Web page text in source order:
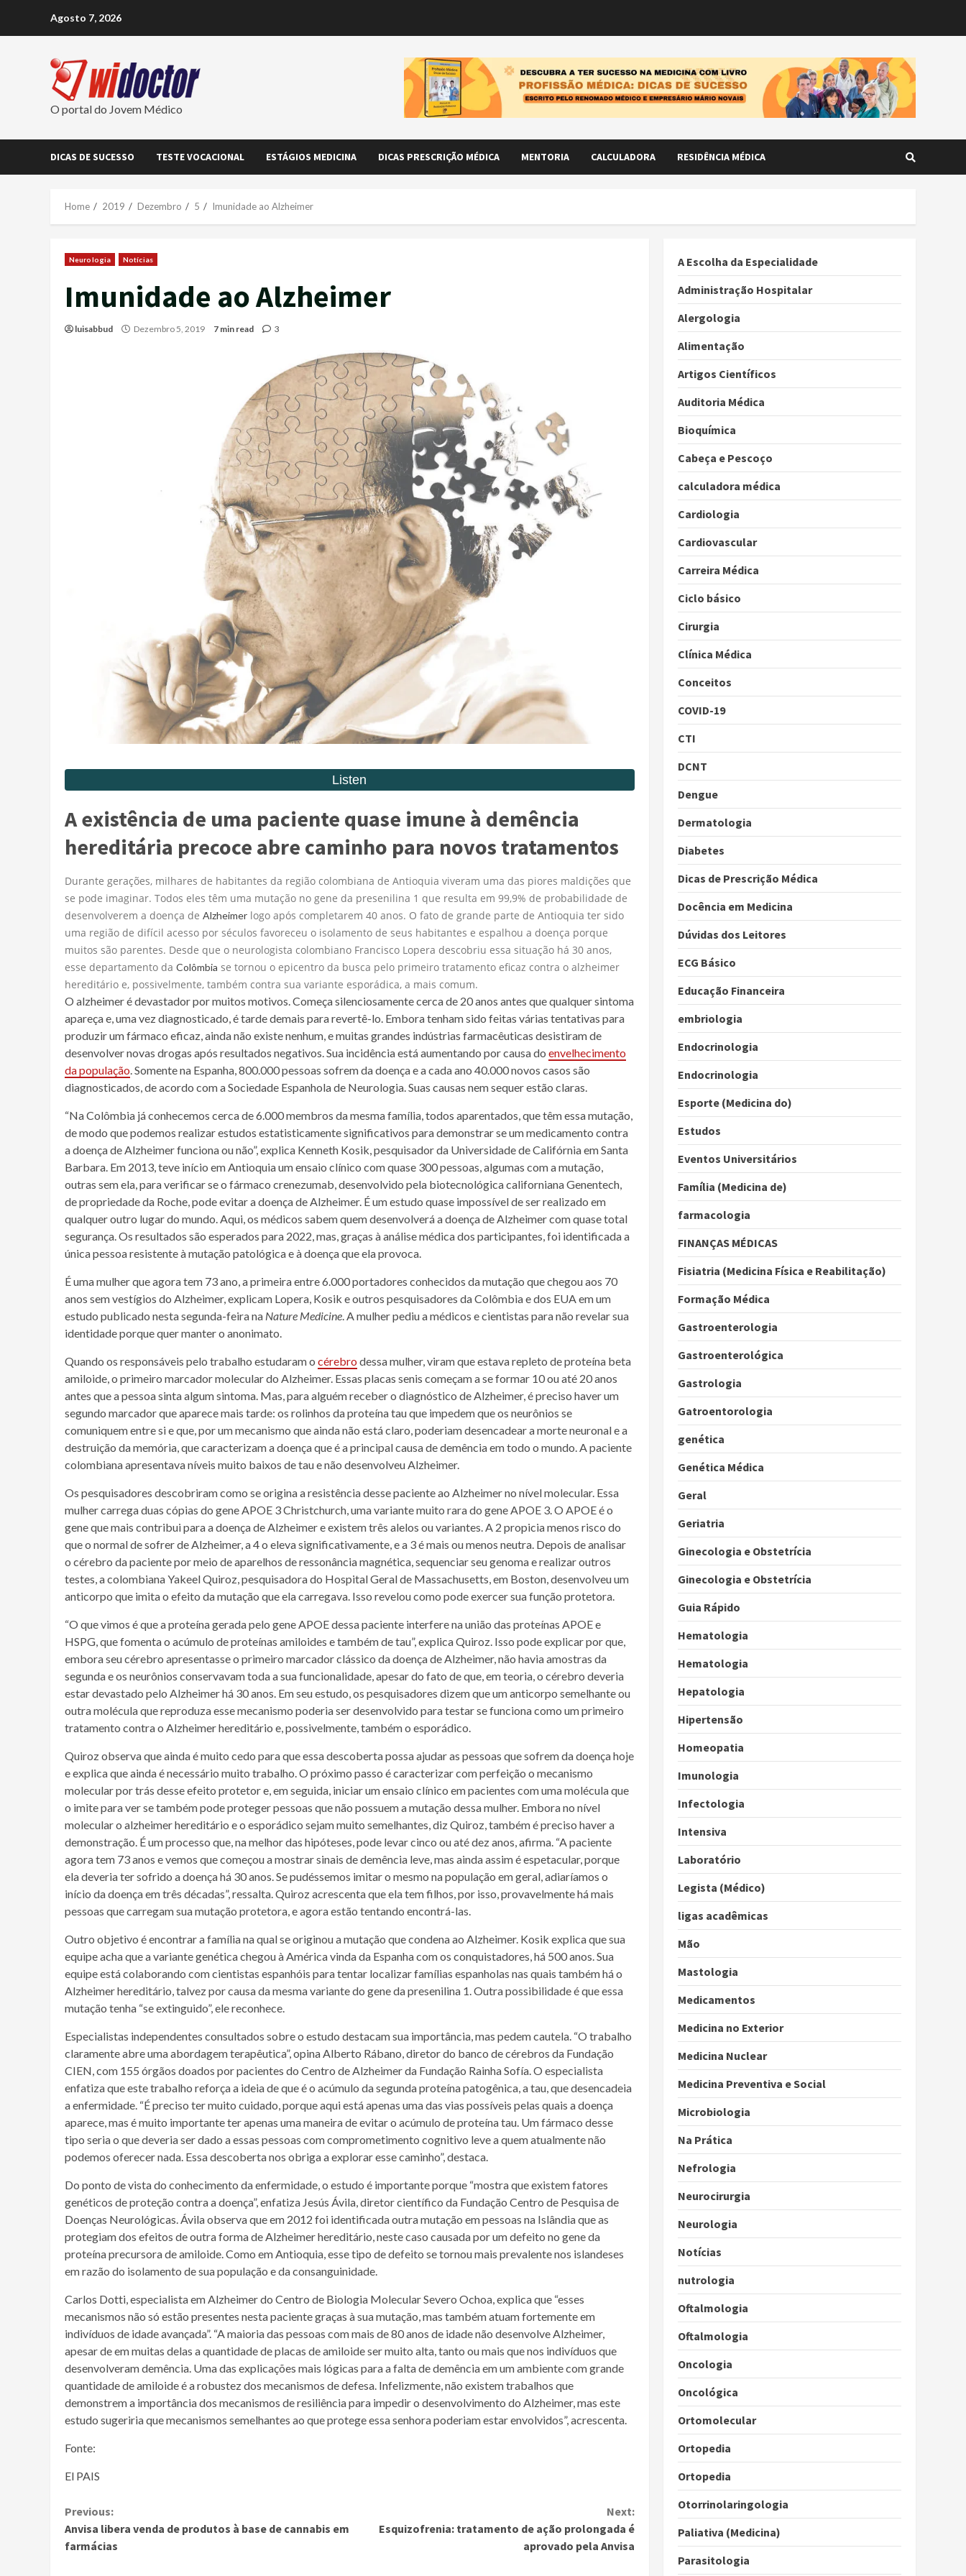
Agosto 7, 2026
O portal do Jovem Médico
DICAS DE SUCESSO TESTE VOCACIONAL ESTÁGIOS MEDICINA DICAS PRESCRIÇÃO MÉDICA MENTORIA CALCULADORA RESIDÊNCIA MÉDICA
Home 2019 Dezembro 5 Imunidade ao Alzheimer
Neurologia Notícias
Imunidade ao Alzheimer
luisabbud Dezembro 5, 2019 7 min read 3
A existência de uma paciente quase imune à demência
hereditária precoce abre caminho para novos tratamentos
Durante gerações, milhares de habitantes da região colombiana de Antioquia viveram uma das piores maldições que
se pode imaginar. Todos eles têm uma mutação no gene da presenilina 1 que resulta em 99,9% de probabilidade de
desenvolverem a doença de Alzheimer logo após completarem 40 anos. O fato de grande parte de Antioquia ter sido
uma região de difícil acesso por séculos favoreceu o isolamento de seus habitantes e espalhou a doença porque
muitos são parentes. Desde que o neurologista colombiano Francisco Lopera descobriu essa situação há 30 anos,
esse departamento da Colômbia se tornou o epicentro da busca pelo primeiro tratamento eficaz contra o alzheimer
hereditário e, possivelmente, também contra sua variante esporádica, a mais comum.
O alzheimer é devastador por muitos motivos. Começa silenciosamente cerca de 20 anos antes que qualquer sintoma
apareça e, uma vez diagnosticado, é tarde demais para revertê-lo. Embora tenham sido feitas várias tentativas para
produzir um fármaco eficaz, ainda não existe nenhum, e muitas grandes indústrias farmacêuticas desistiram de
desenvolver novas drogas após resultados negativos. Sua incidência está aumentando por causa do envelhecimento
da população. Somente na Espanha, 800.000 pessoas sofrem da doença e a cada ano 40.000 novos casos são
diagnosticados, de acordo com a Sociedade Espanhola de Neurologia. Suas causas nem sequer estão claras.
“Na Colômbia já conhecemos cerca de 6.000 membros da mesma família, todos aparentados, que têm essa mutação,
de modo que podemos realizar estudos estatisticamente significativos para demonstrar se um medicamento contra
a doença de Alzheimer funciona ou não”, explica Kenneth Kosik, pesquisador da Universidade de Califórnia em Santa
Barbara. Em 2013, teve início em Antioquia um ensaio clínico com quase 300 pessoas, algumas com a mutação,
outras sem ela, para verificar se o fármaco crenezumab, desenvolvido pela biotecnológica californiana Genentech,
de propriedade da Roche, pode evitar a doença de Alzheimer. É um estudo quase impossível de ser realizado em
qualquer outro lugar do mundo. Aqui, os médicos sabem quem desenvolverá a doença de Alzheimer com quase total
segurança. Os resultados são esperados para 2022, mas, graças à análise médica dos participantes, foi identificada a
única pessoa resistente à mutação patológica e à doença que ela provoca.
É uma mulher que agora tem 73 ano, a primeira entre 6.000 portadores conhecidos da mutação que chegou aos 70
anos sem vestígios do Alzheimer, explicam Lopera, Kosik e outros pesquisadores da Colômbia e dos EUA em um
estudo publicado nesta segunda-feira na Nature Medicine. A mulher pediu a médicos e cientistas para não revelar sua
identidade porque quer manter o anonimato.
Quando os responsáveis pelo trabalho estudaram o cérebro dessa mulher, viram que estava repleto de proteína beta
amiloide, o primeiro marcador molecular do Alzheimer. Essas placas senis começam a se formar 10 ou até 20 anos
antes que a pessoa sinta algum sintoma. Mas, para alguém receber o diagnóstico de Alzheimer, é preciso haver um
segundo marcador que aparece mais tarde: os rolinhos da proteína tau que impedem que os neurônios se
comuniquem entre si e que, por um mecanismo que ainda não está claro, poderiam desencadear a morte neuronal e a
destruição da memória, que caracterizam a doença que é a principal causa de demência em todo o mundo. A paciente
colombiana apresentava níveis muito baixos de tau e não desenvolveu Alzheimer.
Os pesquisadores descobriram como se origina a resistência desse paciente ao Alzheimer no nível molecular. Essa
mulher carrega duas cópias do gene APOE 3 Christchurch, uma variante muito rara do gene APOE 3. O APOE é o
gene que mais contribui para a doença de Alzheimer e existem três alelos ou variantes. A 2 propicia menos risco do
que o normal de sofrer de Alzheimer, a 4 o eleva significativamente, e a 3 é mais ou menos neutra. Depois de analisar
o cérebro da paciente por meio de aparelhos de ressonância magnética, sequenciar seu genoma e realizar outros
testes, a colombiana Yakeel Quiroz, pesquisadora do Hospital Geral de Massachusetts, em Boston, desenvolveu um
anticorpo que imita o efeito da mutação que ela carregava. Isso revelou como pode exercer sua função protetora.
“O que vimos é que a proteína gerada pelo gene APOE dessa paciente interfere na união das proteínas APOE e
HSPG, que fomenta o acúmulo de proteínas amiloides e também de tau”, explica Quiroz. Isso pode explicar por que,
embora seu cérebro apresentasse o primeiro marcador clássico da doença de Alzheimer, não havia amostras da
segunda e os neurônios conservavam toda a sua funcionalidade, apesar do fato de que, em teoria, o cérebro deveria
estar devastado pelo Alzheimer há 30 anos. Em seu estudo, os pesquisadores dizem que um anticorpo semelhante ou
outra molécula que reproduza esse mecanismo poderia ser desenvolvido para testar se funciona como um primeiro
tratamento contra o Alzheimer hereditário e, possivelmente, também o esporádico.
Quiroz observa que ainda é muito cedo para que essa descoberta possa ajudar as pessoas que sofrem da doença hoje
e explica que ainda é necessário muito trabalho. O próximo passo é caracterizar com perfeição o mecanismo
molecular por trás desse efeito protetor e, em seguida, iniciar um ensaio clínico em pacientes com uma molécula que
o imite para ver se também pode proteger pessoas que não possuem a mutação dessa mulher. Embora no nível
molecular o alzheimer hereditário e o esporádico sejam muito semelhantes, diz Quiroz, também é preciso haver a
demonstração. É um processo que, na melhor das hipóteses, pode levar cinco ou até dez anos, afirma. “A paciente
agora tem 73 anos e vemos que começou a mostrar sinais de demência leve, mas ainda assim é espetacular, porque
ela deveria ter sofrido a doença há 30 anos. Se pudéssemos imitar o mesmo na população em geral, adiaríamos o
início da doença em três décadas”, ressalta. Quiroz acrescenta que ela tem filhos, por isso, provavelmente há mais
pessoas que carregam sua mutação protetora, e agora estão tentando encontrá-las.
Outro objetivo é encontrar a família na qual se originou a mutação que condena ao Alzheimer. Kosik explica que sua
equipe acha que a variante genética chegou à América vinda da Espanha com os conquistadores, há 500 anos. Sua
equipe está colaborando com cientistas espanhóis para tentar localizar famílias espanholas nas quais também há o
Alzheimer hereditário, talvez por causa da mesma variante do gene da presenilina 1. Outra possibilidade é que essa
mutação tenha “se extinguido”, ele reconhece.
Especialistas independentes consultados sobre o estudo destacam sua importância, mas pedem cautela. “O trabalho
claramente abre uma abordagem terapêutica”, opina Alberto Rábano, diretor do banco de cérebros da Fundação
CIEN, com 155 órgãos doados por pacientes do Centro de Alzheimer da Fundação Rainha Sofía. O especialista
enfatiza que este trabalho reforça a ideia de que é o acúmulo da segunda proteína patogênica, a tau, que desencadeia
a enfermidade. “É preciso ter muito cuidado, porque aqui está apenas uma das vias possíveis pelas quais a doença
aparece, mas é muito importante ter apenas uma maneira de evitar o acúmulo de proteína tau. Um fármaco desse
tipo seria o que deveria ser dado a essas pessoas com comprometimento cognitivo leve a quem atualmente não
podemos oferecer nada. Essa descoberta nos obriga a explorar esse caminho”, destaca.
Do ponto de vista do conhecimento da enfermidade, o estudo é importante porque “mostra que existem fatores
genéticos de proteção contra a doença”, enfatiza Jesús Ávila, diretor científico da Fundação Centro de Pesquisa de
Doenças Neurológicas. Ávila observa que em 2012 foi identificada outra mutação em pessoas na Islândia que as
protegiam dos efeitos de outra forma de Alzheimer hereditário, neste caso causada por um defeito no gene da
proteína precursora de amiloide. Como em Antioquia, esse tipo de defeito se tornou mais prevalente nos islandeses
em razão do isolamento de sua população e da consanguinidade.
Carlos Dotti, especialista em Alzheimer do Centro de Biologia Molecular Severo Ochoa, explica que “esses
mecanismos não só estão presentes nesta paciente graças à sua mutação, mas também atuam fortemente em
indivíduos de idade avançada”. “A maioria das pessoas com mais de 80 anos de idade não desenvolve Alzheimer,
apesar de em muitas delas a quantidade de placas de amiloide ser muito alta, tanto ou mais que nos indivíduos que
desenvolveram demência. Uma das explicações mais lógicas para a falta de demência em um ambiente com grande
quantidade de amiloide é a robustez dos mecanismos de defesa. Infelizmente, não existem trabalhos que
demonstrem a importância dos mecanismos de resiliência para impedir o desenvolvimento do Alzheimer, mas este
estudo sugeriria que mecanismos semelhantes ao que protege essa senhora poderiam estar envolvidos”, acrescenta.
Fonte:
El PAIS
Continue
Reading
Previous:
Anvisa libera venda de produtos à base de cannabis em
farmácias
Next:
Esquizofrenia: tratamento de ação prolongada é
aprovado pela Anvisa
A Escolha da Especialidade
Administração Hospitalar
Alergologia
Alimentação
Artigos Científicos
Auditoria Médica
Bioquímica
Cabeça e Pescoço
calculadora médica
Cardiologia
Cardiovascular
Carreira Médica
Ciclo básico
Cirurgia
Clínica Médica
Conceitos
COVID-19
CTI
DCNT
Dengue
Dermatologia
Diabetes
Dicas de Prescrição Médica
Docência em Medicina
Dúvidas dos Leitores
ECG Básico
Educação Financeira
embriologia
Endocrinologia
Endocrinologia
Esporte (Medicina do)
Estudos
Eventos Universitários
Família (Medicina de)
farmacologia
FINANÇAS MÉDICAS
Fisiatria (Medicina Física e Reabilitação)
Formação Médica
Gastroenterologia
Gastroenterológica
Gastrologia
Gatroentorologia
genética
Genética Médica
Geral
Geriatria
Ginecologia e Obstetrícia
Ginecologia e Obstetrícia
Guia Rápido
Hematologia
Hematologia
Hepatologia
Hipertensão
Homeopatia
Imunologia
Infectologia
Intensiva
Laboratório
Legista (Médico)
ligas acadêmicas
Mão
Mastologia
Medicamentos
Medicina no Exterior
Medicina Nuclear
Medicina Preventiva e Social
Microbiologia
Na Prática
Nefrologia
Neurocirurgia
Neurologia
Notícias
nutrologia
Oftalmologia
Oftalmologia
Oncologia
Oncológica
Ortomolecular
Ortopedia
Ortopedia
Otorrinolaringologia
Paliativa (Medicina)
Parasitologia